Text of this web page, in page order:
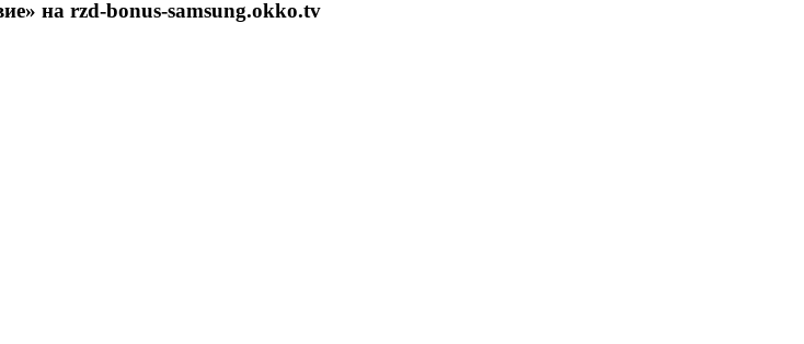
на rzd-bonus-samsung.okko.tv